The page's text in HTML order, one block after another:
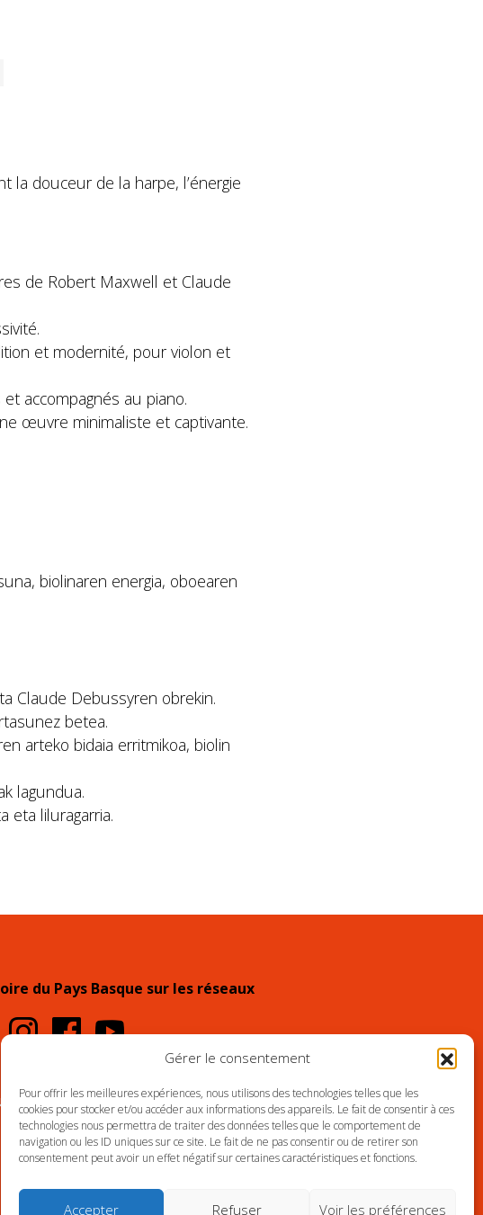
Gérer le consentement
Pour offrir les meilleures expériences, nous utilisons des technologies telles que les
cookies pour stocker et/ou accéder aux informations des appareils. Le fait de consentir à ces
technologies nous permettra de traiter des données telles que le comportement de
navigation ou les ID uniques sur ce site. Le fait de ne pas consentir ou de retirer son
consentement peut avoir un effet négatif sur certaines caractéristiques et fonctions.
Accepter Refuser Voir les préférences
la douceur de la harpe, l’énergie
de Robert Maxwell et Claude
et modernité, pour violon et
accompagnés au piano.
œuvre minimaliste et captivante.
biolinaren energia, oboearen
Claude Debussyren obrekin.
betea.
arteko bidaia erritmikoa, biolin
lagundua.
eta liluragarria.
du Pays Basque sur les réseaux
LÉGALES PLAN DU SITE